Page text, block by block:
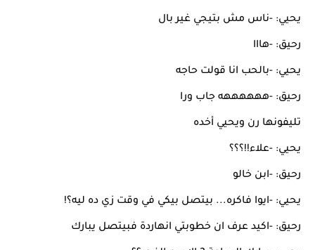
يحيي: -ناس مش بتيجي غير بال
رحيق: -هااا
يحيي: -بالحب انا قولت حاجه
رحيق: -ههههههه جاب ورا
تليفونها رن ويحيي أخده
يحيي: -علاء!!؟؟؟
رحيق: -ابن خالو
يحيي: -ايوا فاكره... بيتصل بيكي في وقت زي ده ليه؟!
رحيق: -اكيد عرف ان خطوبتي انهاردة فبيتصل يبارك